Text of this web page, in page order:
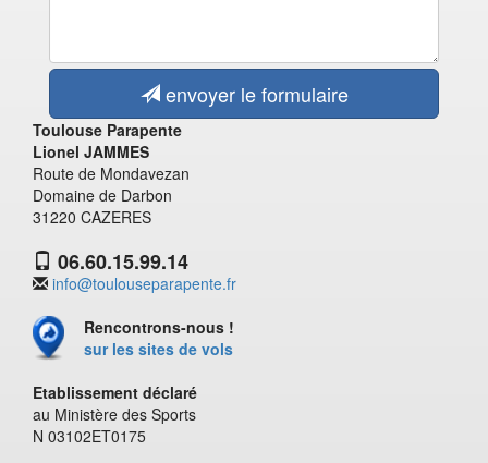
envoyer le formulaire
Toulouse Parapente
Lionel JAMMES
Route de Mondavezan
Domaine de Darbon
31220 CAZERES
06.60.15.99.14
info@toulouseparapente.fr
Rencontrons-nous !
sur les sites de vols
Etablissement déclaré
au Ministère des Sports
N 03102ET0175